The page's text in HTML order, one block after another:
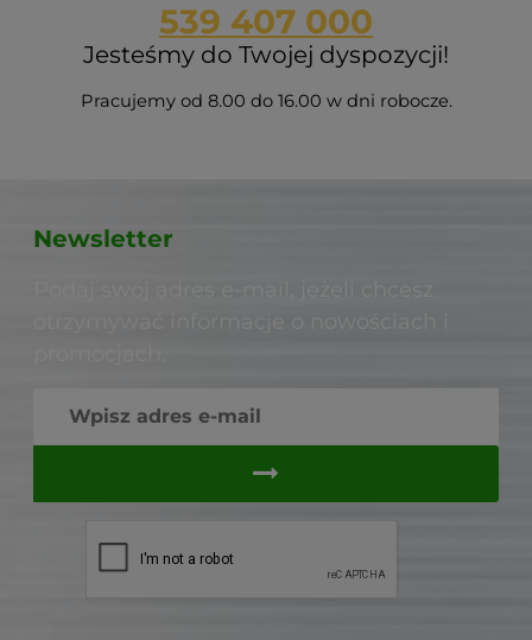
539 407 000
Jesteśmy do Twojej dyspozycji!
Pracujemy od 8.00 do 16.00 w dni robocze.
Newsletter